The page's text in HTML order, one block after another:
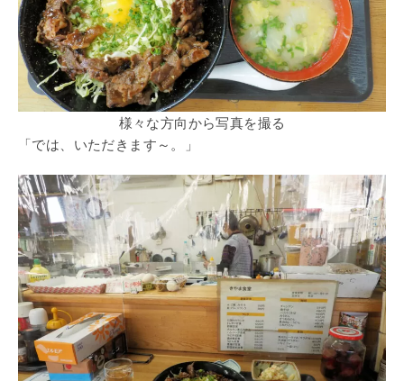
様々な方向から写真を撮る
「では、いただきます～。」